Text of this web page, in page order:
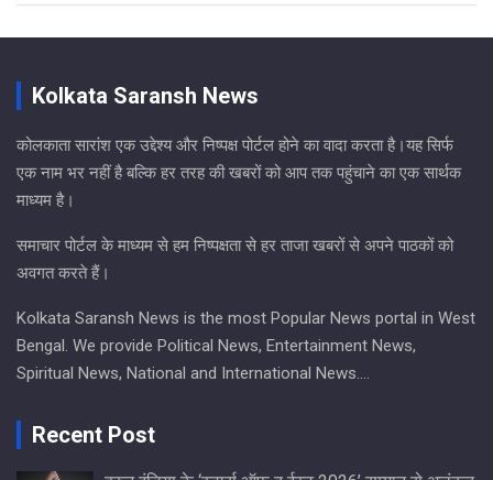
Kolkata Saransh News
कोलकाता सारांश एक उद्देश्य और निष्पक्ष पोर्टल होने का वादा करता है।यह सिर्फ
एक नाम भर नहीं है बल्कि हर तरह की खबरों को आप तक पहुंचाने का एक सार्थक
माध्यम है।
समाचार पोर्टल के माध्यम से हम निष्पक्षता से हर ताजा खबरों से अपने पाठकों को
अवगत करते हैं।
Kolkata Saransh News is the most Popular News portal in West
Bengal. We provide Political News, Entertainment News,
Spiritual News, National and International News….
Recent Post